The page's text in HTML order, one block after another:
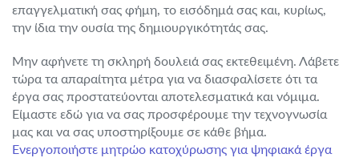
επαγγελματική σας φήμη, το εισόδημά σας και, κυρίως,
την ίδια την ουσία της δημιουργικότητάς σας.
Μην αφήνετε τη σκληρή δουλειά σας εκτεθειμένη. Λάβετε
τώρα τα απαραίτητα μέτρα για να διασφαλίσετε ότι τα
έργα σας προστατεύονται αποτελεσματικά και νόμιμα.
Είμαστε εδώ για να σας προσφέρουμε την τεχνογνωσία
μας και να σας υποστηρίξουμε σε κάθε βήμα.
Ενεργοποιήστε μητρώο κατοχύρωσης για ψηφιακά έργα